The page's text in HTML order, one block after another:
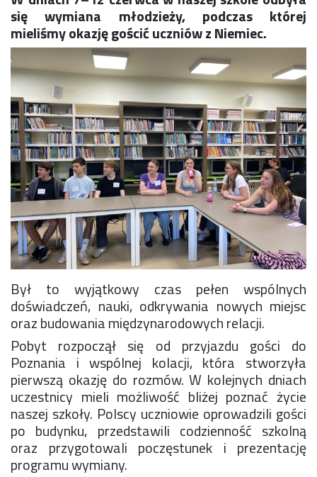
Konkurs klas
Konkurs "Złota Żaba"
Kontakty zagraniczne
Newsy
Obóz adaptacyjny
Polityka ochrony dzieci
Przewodniczący Rady Szkoły
Szkoła zimowa
Warsztaty interdyscyplinarne
Wykaz podręczników
Zajęcia pozalekcyjne
Aplikacje szkolne
Biblioteka szkolna
Classroom
Dokumenty szkolne
Dyżury Szkolne
Dziennik elektroniczny
Obiady
Rekrutacja SP
O nas
Regulamin rekrutacji do SP
Potrzebne dokumenty
Informacja o teście z języka angielskiego
Stypendia naukowe
Plan nauczania klasa 7. i 8.
się wymiana młodzieży, podczas której
mieliśmy okazję gościć uczniów z Niemiec.
Był to wyjątkowy czas pełen wspólnych
doświadczeń, nauki, odkrywania nowych miejsc
oraz budowania międzynarodowych relacji.
Pobyt rozpoczął się od przyjazdu gości do
Poznania i wspólnej kolacji, która stworzyła
pierwszą okazję do rozmów. W kolejnych dniach
uczestnicy mieli możliwość bliżej poznać życie
naszej szkoły. Polscy uczniowie oprowadzili gości
po budynku, przedstawili codzienność szkolną
oraz przygotowali poczęstunek i prezentację
programu wymiany.